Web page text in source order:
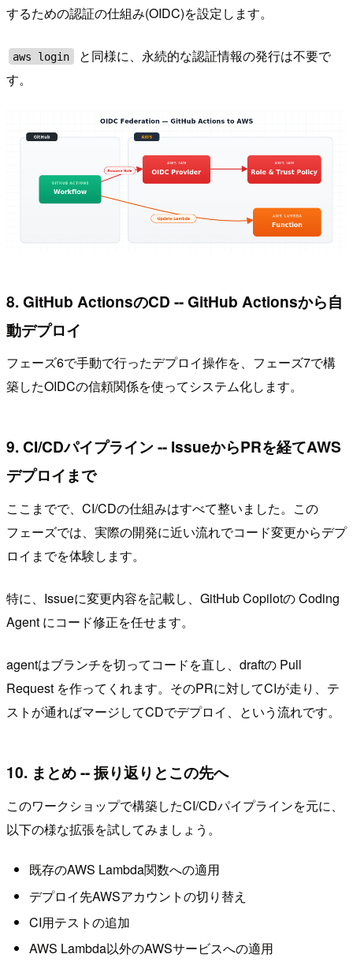
するための認証の仕組み(OIDC)を設定します。
aws login
と同様に、永続的な認証情報の発行は不要で
す。
8. GitHub ActionsのCD -- GitHub Actionsから自
動デプロイ
フェーズ6で手動で行ったデプロイ操作を、フェーズ7で構
築したOIDCの信頼関係を使ってシステム化します。
9. CI/CDパイプライン -- IssueからPRを経てAWS
デプロイまで
ここまでで、CI/CDの仕組みはすべて整いました。この
フェーズでは、実際の開発に近い流れでコード変更からデプ
ロイまでを体験します。
特に、Issueに変更内容を記載し、GitHub Copilotの Coding
Agent にコード修正を任せます。
agentはブランチを切ってコードを直し、draftの Pull
Request を作ってくれます。そのPRに対してCIが走り、テ
ストが通ればマージしてCDでデプロイ、という流れです。
10. まとめ -- 振り返りとこの先へ
このワークショップで構築したCI/CDパイプラインを元に、
以下の様な拡張を試してみましょう。
既存のAWS Lambda関数への適用
デプロイ先AWSアカウントの切り替え
CI用テストの追加
AWS Lambda以外のAWSサービスへの適用